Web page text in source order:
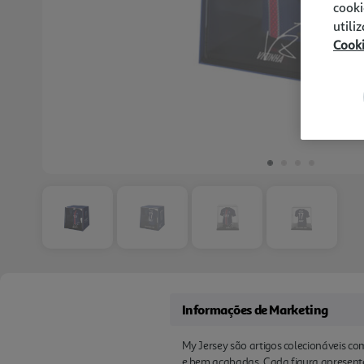
Informações de Marketing
My Jersey são artigos colecionáveis